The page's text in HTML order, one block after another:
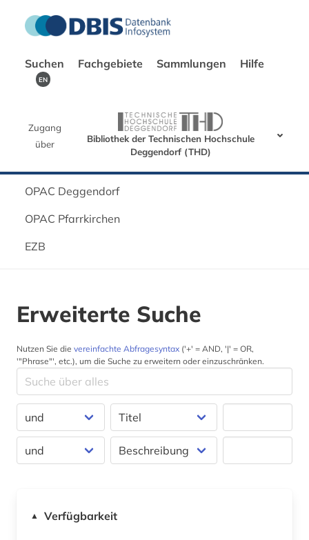
Suchen Fachgebiete Sammlungen Hilfe
EN
Zugang
über
Bibliothek der Technischen Hochschule
Deggendorf (THD)
OPAC Deggendorf
OPAC Pfarrkirchen
EZB
Erweiterte Suche
Nutzen Sie die vereinfachte Abfragesyntax ('+' = AND, '|' = OR,
'"Phrase"', etc.), um die Suche zu erweitern oder einzuschränken.
▲ Verfügbarkeit